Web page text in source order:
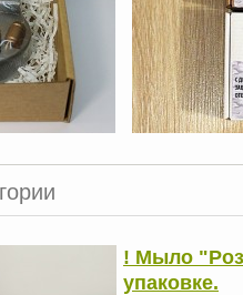
! Мыло
упаковке.